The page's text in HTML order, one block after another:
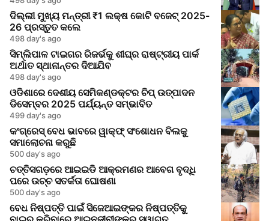
ଦିଲ୍ଲୀ ମୁଖ୍ୟ ମନ୍ତ୍ରୀ ₹1 ଲକ୍ଷ କୋଟି ବଜେଟ୍ 2025-
26 ପ୍ରସ୍ତୁତ କଲେ
498 day's ago
ସିମ୍ଲିପାଳ ଟାଇଗର ରିଜର୍ଭକୁ ଶୀଘ୍ର ରାଷ୍ଟ୍ରୀୟ ପାର୍କ
ଅର୍ଥାତ ସ୍ଥାନାନ୍ତର ଦିଆଯିବ
498 day's ago
ଓଡିଶାରେ ଦେଶୀୟ ସେମିକଣ୍ଡକ୍ଟର ଚିପ୍ ଉତ୍ପାଦନ
ଡିସେମ୍ବର 2025 ପର୍ଯ୍ୟନ୍ତ ସମ୍ଭାବିତ
499 day's ago
କଂଗ୍ରେସ୍ ବେଧ ଭାବରେ ୱାକ୍ଫ୍ ସଂଶୋଧନ ବିଲକୁ
ସମାଲୋଚନା କରୁଛି
500 day's ago
ଚତ୍ତିସଗଡ଼ରେ ଆଇଇଡି ଆକ୍ରମଣର ଆବେଗ ବୃଦ୍ଧି
ପରେ ଉଚ୍ଚ ସତର୍କତା ଘୋଷଣା
500 day's ago
ବେଧ ନିଷ୍ପତ୍ତି ପାଇଁ ସିଜେଆଇଙ୍କର ନିଷ୍ପତ୍ତିକୁ